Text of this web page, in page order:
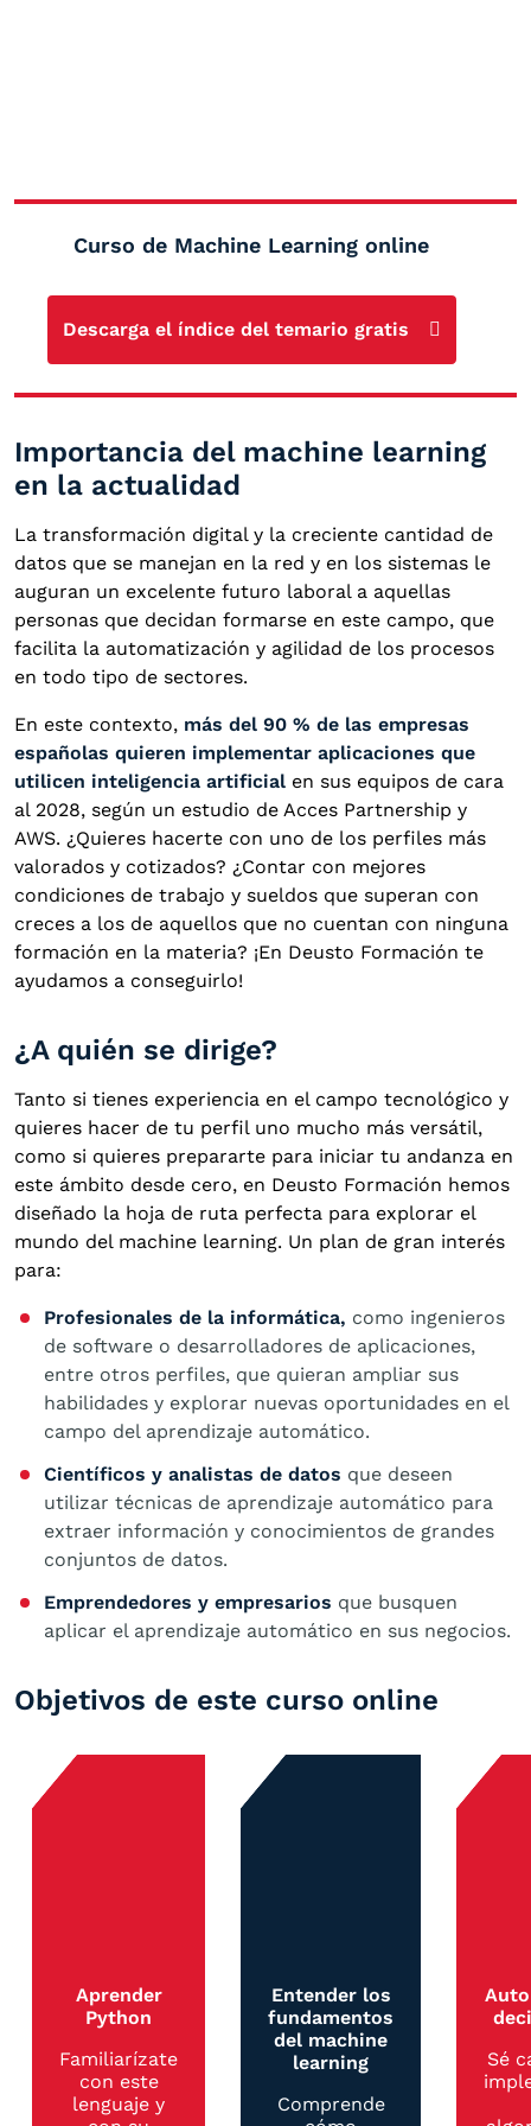
Curso de Machine Learning online
Descarga el índice del temario gratis
Importancia del machine learning
en la actualidad
La transformación digital y la creciente cantidad de
datos que se manejan en la red y en los sistemas le
auguran un excelente futuro laboral a aquellas
personas que decidan formarse en este campo, que
facilita la automatización y agilidad de los procesos
en todo tipo de sectores.
En este contexto, más del 90 % de las empresas
españolas quieren implementar aplicaciones que
utilicen inteligencia artificial en sus equipos de cara
al 2028, según un estudio de Acces Partnership y
AWS. ¿Quieres hacerte con uno de los perfiles más
valorados y cotizados? ¿Contar con mejores
condiciones de trabajo y sueldos que superan con
creces a los de aquellos que no cuentan con ninguna
formación en la materia? ¡En Deusto Formación te
ayudamos a conseguirlo!
¿A quién se dirige?
Tanto si tienes experiencia en el campo tecnológico y
quieres hacer de tu perfil uno mucho más versátil,
como si quieres prepararte para iniciar tu andanza en
este ámbito desde cero, en Deusto Formación hemos
diseñado la hoja de ruta perfecta para explorar el
mundo del machine learning. Un plan de gran interés
para:
Profesionales de la informática, como ingenieros
de software o desarrolladores de aplicaciones,
entre otros perfiles, que quieran ampliar sus
habilidades y explorar nuevas oportunidades en el
campo del aprendizaje automático.
Científicos y analistas de datos que deseen
utilizar técnicas de aprendizaje automático para
extraer información y conocimientos de grandes
conjuntos de datos.
Emprendedores y empresarios que busquen
aplicar el aprendizaje automático en sus negocios.
Objetivos de este curso online
Aprender
Python
Familiarízate
con este
lenguaje y
Entender los
fundamentos
del machine
learning
Comprende
Sé